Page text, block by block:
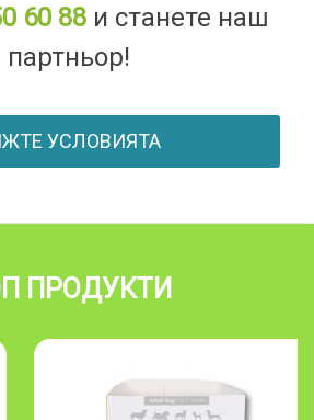
60 88 и станете наш
партньор!
УСЛОВИЯТА
ПРОДУКТИ